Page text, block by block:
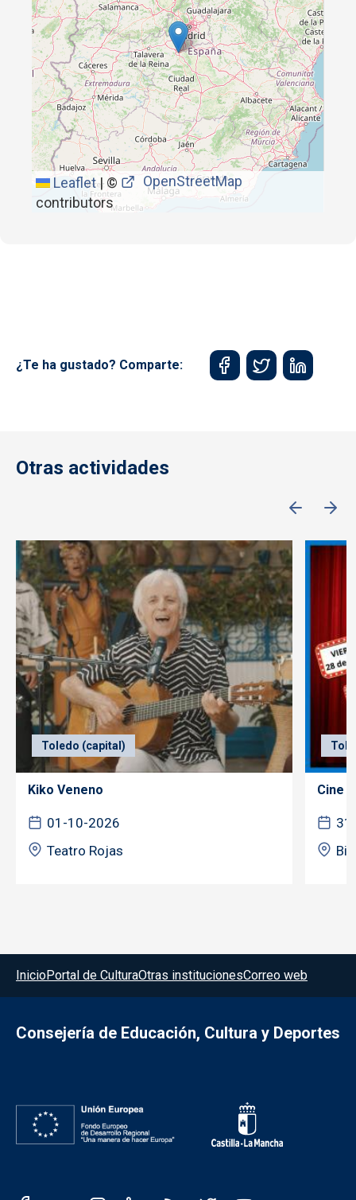
Leaflet|©
OpenStreetMap
contributors
¿Te ha gustado? Comparte:
Otras actividades
Toledo (capital)
Kiko Veneno
01-10-2026
Teatro Rojas
Cine
Menú del pie
InicioPortal de CulturaOtras institucionesCorreo web
Consejería de Educación, Cultura y Deportes